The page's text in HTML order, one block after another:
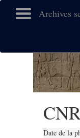
Archives
Date de la